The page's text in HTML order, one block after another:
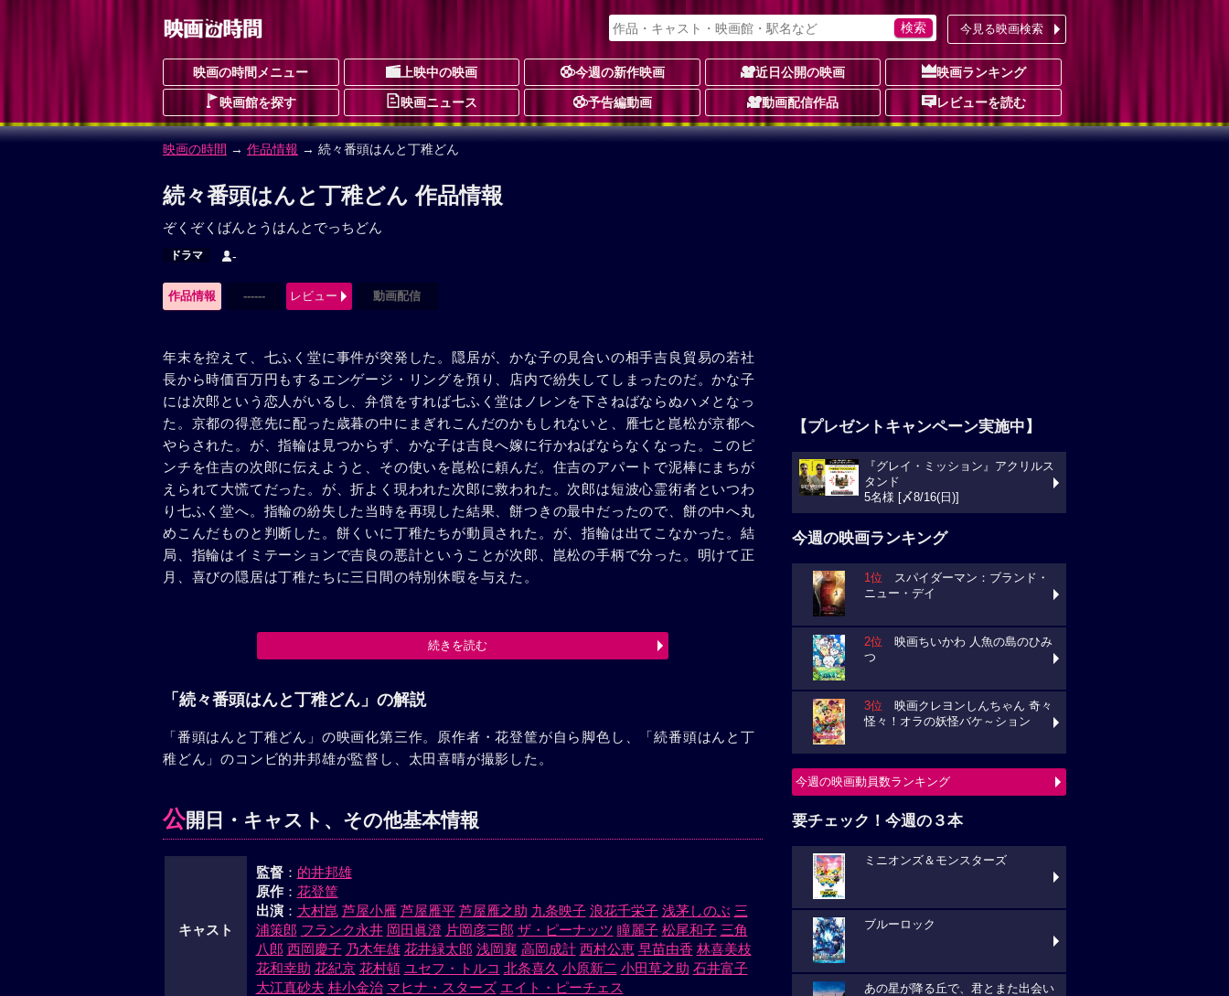
今見る映画検索
映画の時間メニュー 上映中の映画 今週の新作映画 近日公開の映画 映画ランキング
映画館を探す 映画ニュース 予告編動画 動画配信作品 レビューを読む
映画の時間 → 作品情報 → 続々番頭はんと丁稚どん
続々番頭はんと丁稚どん 作品情報
ぞくぞくばんとうはんとでっちどん
ドラマ -
作品情報 ------ レビュー 動画配信
年末を控えて、七ふく堂に事件が突発した。隠居が、かな子の見合いの相手吉良貿易の若社
長から時価百万円もするエンゲージ・リングを預り、店内で紛失してしまったのだ。かな子
には次郎という恋人がいるし、弁償をすれば七ふく堂はノレンを下さねばならぬハメとなっ
た。京都の得意先に配った歳暮の中にまぎれこんだのかもしれないと、雁七と崑松が京都へ
やらされた。が、指輪は見つからず、かな子は吉良へ嫁に行かねばならなくなった。このピ
ンチを住吉の次郎に伝えようと、その使いを崑松に頼んだ。住吉のアパートで泥棒にまちが
えられて大慌てだった。が、折よく現われた次郎に救われた。次郎は短波心霊術者といつわ
り七ふく堂へ。指輪の紛失した当時を再現した結果、餅つきの最中だったので、餅の中へ丸
めこんだものと判断した。餅くいに丁稚たちが動員された。が、指輪は出てこなかった。結
局、指輪はイミテーションで吉良の悪計ということが次郎、崑松の手柄で分った。明けて正
月、喜びの隠居は丁稚たちに三日間の特別休暇を与えた。
続きを読む
「続々番頭はんと丁稚どん」の解説
「番頭はんと丁稚どん」の映画化第三作。原作者・花登筐が自ら脚色し、「続番頭はんと丁
稚どん」のコンビ的井邦雄が監督し、太田喜晴が撮影した。
公開日・キャスト、その他基本情報
キャスト
監督： 的井邦雄
原作： 花登筐
出演： 大村崑 芦屋小雁 芦屋雁平 芦屋雁之助 九条映子 浪花千栄子 浅茅しのぶ 三
浦策郎 フランク永井 岡田眞澄 片岡彦三郎 ザ・ピーナッツ 瞳麗子 松尾和子 三角
八郎 西岡慶子 乃木年雄 花井緑太郎 浅岡襄 高岡成計 西村公恵 早苗由香 林喜美枝
花和幸助 花紀京 花村頓 ユセフ・トルコ 北条喜久 小原新二 小田草之助 石井富子
大江真砂夫 桂小金治 マヒナ・スターズ エイト・ピーチェス
【プレゼントキャンペーン実施中】
『グレイ・ミッション』アクリルス
タンド
5名様 [〆8/16(日)]
今週の映画ランキング
1位 スパイダーマン：ブランド・
ニュー・デイ
2位 映画ちいかわ 人魚の島のひみ
つ
3位 映画クレヨンしんちゃん 奇々
怪々！オラの妖怪バケ～ション
今週の映画動員数ランキング
要チェック！今週の３本
ミニオンズ＆モンスターズ
ブルーロック
あの星が降る丘で、君とまた出会い